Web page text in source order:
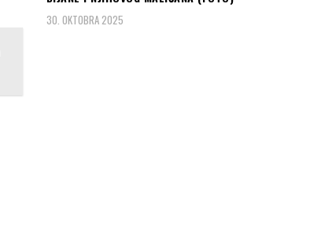
30. OKTOBRA 2025